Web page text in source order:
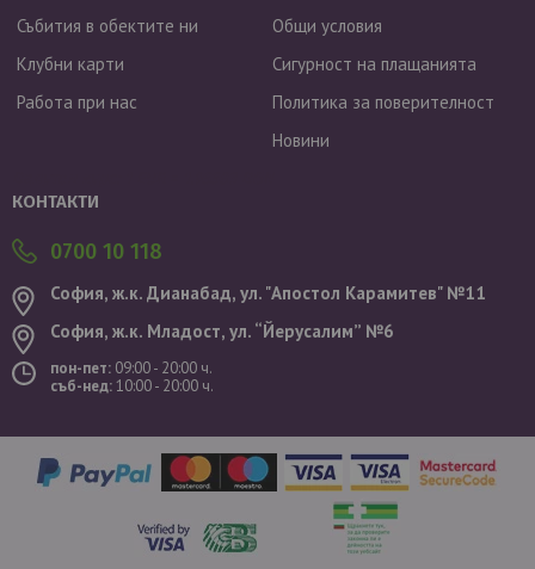
Събития в обектите ни
Клубни карти
Работа при нас
Общи условия
Сигурност на плащанията
Политика за поверителност
Новини
КОНТАКТИ
0700 10 118
София, ж.к. Дианабад, ул. "Aпостол Карамитев" №11
София, ж.к. Младост, ул. “Йерусалим” №6
пон-пет: 09:00 - 20:00 ч.
съб-нед:10:00 - 20:00 ч.